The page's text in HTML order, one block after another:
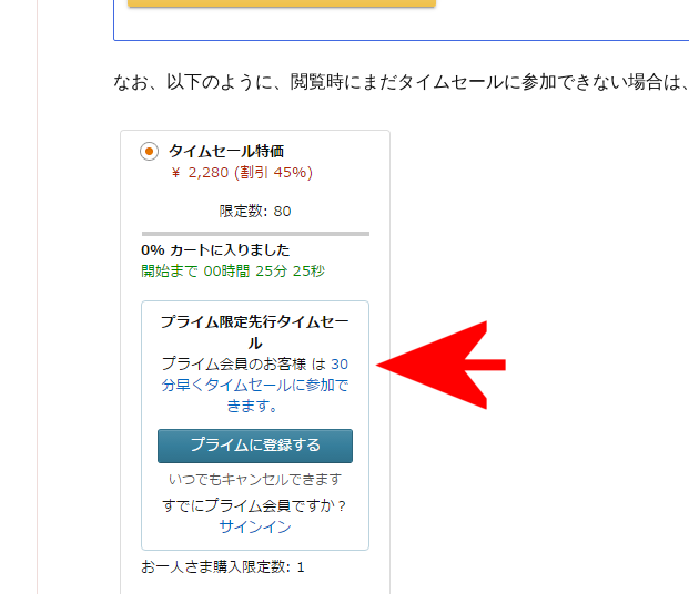
なお、以下のように、閲覧時にまだタイムセールに参加できない場合は、